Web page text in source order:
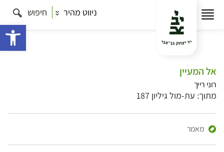
ניווט מהיר חיפוש
אל המעיין
רוני רייך
מתוך: עת-מול גיליון 187
מאמר